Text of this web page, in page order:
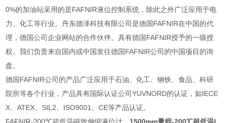
0%的加油站采用的是FAFNIR液位控制系统，除此之外广泛应用于电
力、化工等行业。丹东德泽科技有限公司是德国FAFNIR在中国的代
理，德国公司企业网站的合作伙伴。具有德国FAFNIR授予的一级授
权。我们负责来自国内或中国发往德国FAFNIR公司的中国项目的询
盘。
德国FAFNIR公司的产品广泛应用于石油、化工、钢铁、食品、科研
院所等各个行业，产品具有国际认证公司YUVNORD的认证，如IECE
X、ATEX、SIL2、ISO9001、CE等产品认证。